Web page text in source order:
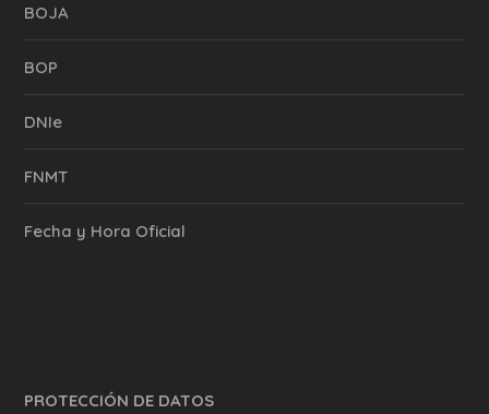
BOJA
BOP
DNIe
FNMT
Fecha y Hora Oficial
PROTECCIÓN DE DATOS